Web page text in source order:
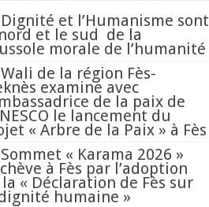
Dignité et l’Humanisme sont
et le sud de la
morale de l’humanité
Wali de la région Fès-
examine avec
de la paix de
le lancement du
« Arbre de la Paix » à Fès
« Karama 2026 »
à Fès par l’adoption
« Déclaration de Fès sur
humaine »